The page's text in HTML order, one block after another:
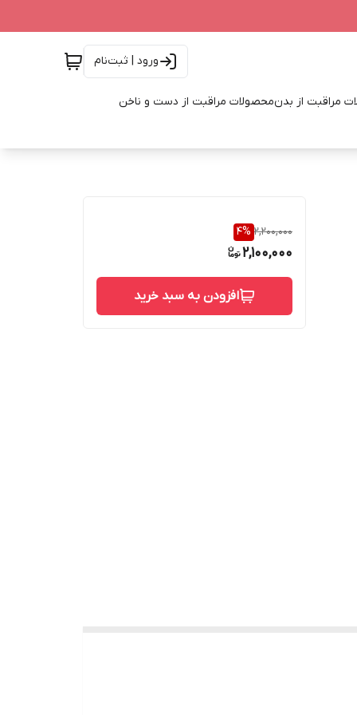
ورود | ثبت‌نام
مراقبت از بدنمحصولات مراقبت از دست و ناخن
2,200,000
4%
2,100,000
افزودن به سبد خرید